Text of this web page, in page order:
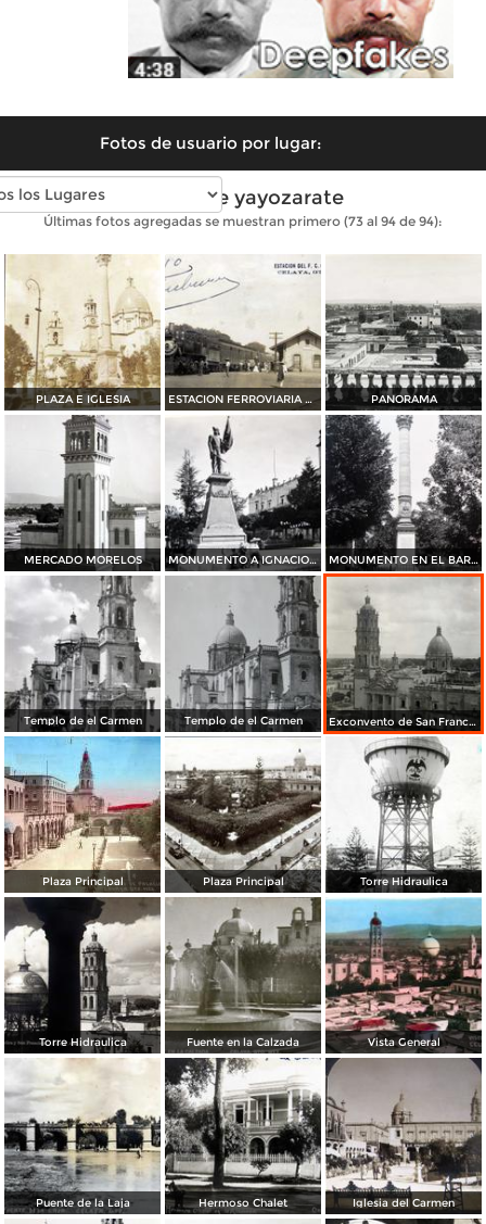
Fotos de usuario por lugar:
Fotos de yayozarate
Últimas fotos agregadas se muestran primero (73 al 94 de 94):
PLAZA E IGLESIA ESTACION FERROVIARIA EL DIA 20 DE ENERO DE 1910 PANORAMA
MERCADO MORELOS MONUMENTO A IGNACIO ALLENDE MONUMENTO EN EL BARRIO DEL ZAPOTE
Templo de el Carmen Templo de el Carmen Exconvento de San Francisco
Plaza Principal Plaza Principal Torre Hidraulica
Torre Hidraulica Fuente en la Calzada Vista General
Puente de la Laja Hermoso Chalet Iglesia del Carmen